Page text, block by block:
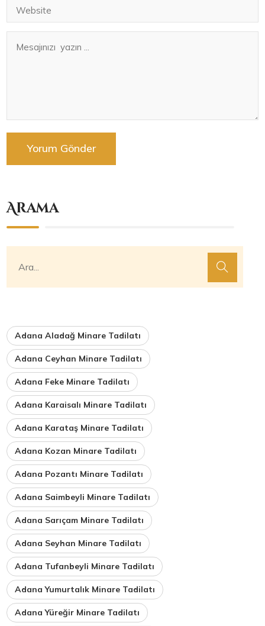
Arama
Adana Aladağ Minare Tadilatı
Adana Ceyhan Minare Tadilatı
Adana Feke Minare Tadilatı
Adana Karaisalı Minare Tadilatı
Adana Karataş Minare Tadilatı
Adana Kozan Minare Tadilatı
Adana Pozantı Minare Tadilatı
Adana Saimbeyli Minare Tadilatı
Adana Sarıçam Minare Tadilatı
Adana Seyhan Minare Tadilatı
Adana Tufanbeyli Minare Tadilatı
Adana Yumurtalık Minare Tadilatı
Adana Yüreğir Minare Tadilatı